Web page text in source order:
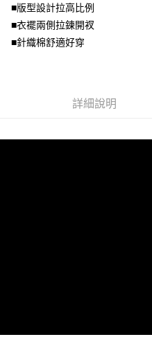
資料（包含姓名、電話或地址）提
由本公司與您本人進行分期帳單所需
3.完整用戶服務條款，請詳閱以下連
※ 交易是否成功請以「AFTEE先享
是否繳費成功／繳費後需取消欲退
客戶支援中心」https://
２．關於個人資料處理事宜，請瀏覽
付款後7-11取貨
每筆NT$70，滿NT$699(含以上)
宅配
■版型設計拉高比例
■衣襬兩側拉鍊開衩
■針織棉舒適好穿
詳細說明